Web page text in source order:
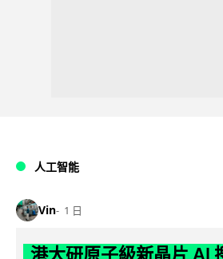
人工智能
Vin 1 日
港大研原子級新晶片 AI